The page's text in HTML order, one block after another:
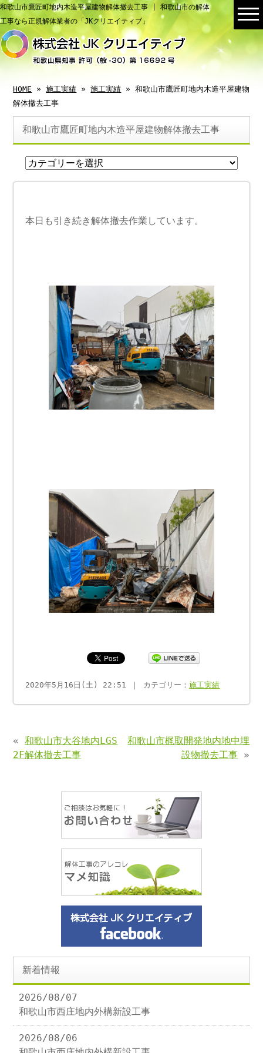
和歌山市鷹匠町地内木造平屋建物解体撤去工事 | 和歌山市の解体
工事なら正規解体業者の「JKクリエイティブ」
HOME »施工実績 »施工実績 » 和歌山市鷹匠町地内木造平屋建物
解体撤去工事
和歌山市鷹匠町地内木造平屋建物解体撤去工事
本日も引き続き解体撤去作業しています。
2020年5月16日(土) 22:51 ｜ カテゴリー：施工実績
«和歌山市大谷地内LGS
2F解体撤去工事
和歌山市梶取開発地内地中埋
設物撤去工事 »
新着情報
2026/08/07
和歌山市西庄地内外構新設工事
2026/08/06